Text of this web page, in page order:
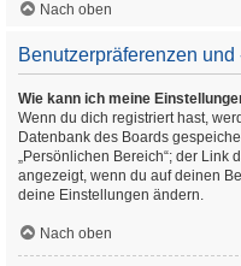
Nach oben
Benutzerpräferenzen
Wie kann ich meine
Wenn du dich registriert hast,
Datenbank des Boards
„Persönlichen Bereich“; der Link
angezeigt, wenn du auf deinen
deine Einstellungen ändern.
Nach oben